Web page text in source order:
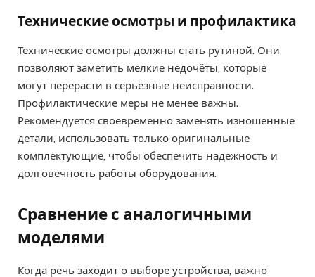
Технические осмотры и профилактика
Технические осмотры должны стать рутиной. Они
позволяют заметить мелкие недочёты, которые
могут перерасти в серьёзные неисправности.
Профилактические меры не менее важны.
Рекомендуется своевременно заменять изношенные
детали, использовать только оригинальные
комплектующие, чтобы обеспечить надежность и
долговечность работы оборудования.
Сравнение с аналогичными
моделями
Когда речь заходит о выборе устройства, важно